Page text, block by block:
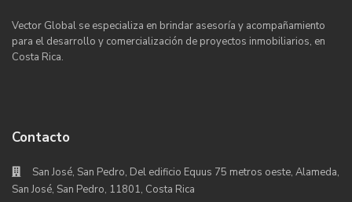
Vector Global se especializa en brindar asesoría y acompañamiento
para el desarrollo y comercialización de proyectos inmobiliarios, en
Costa Rica.
Contacto
San José, San Pedro, Del edificio Equus 75 metros oeste, Alameda,
San José, San Pedro, 11801, Costa Rica